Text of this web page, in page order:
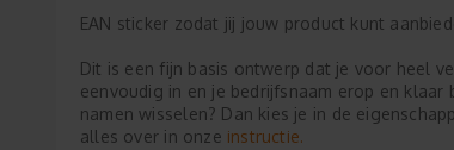
EAN sticker zodat jij jouw product kunt
Dit is een fijn basis ontwerp dat je voor heel
eenvoudig in en je bedrijfsnaam erop en
namen wisselen? Dan kies je in de
alles over in onze instructie.